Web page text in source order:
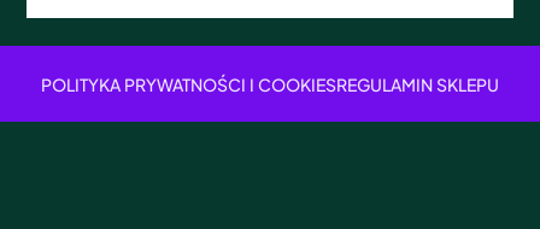
POLITYKA PRYWATNOŚCI I COOKIESREGULAMIN SKLEPU